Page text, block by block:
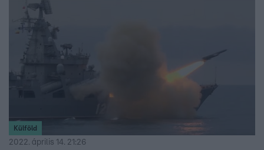
Külföld
2022. április 14. 21:26